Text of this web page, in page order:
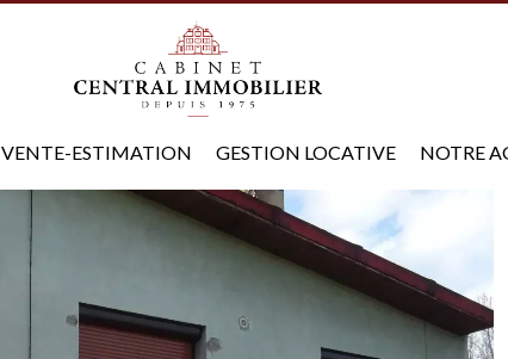
VENTE-ESTIMATION GESTION LOCATIVE NOTRE